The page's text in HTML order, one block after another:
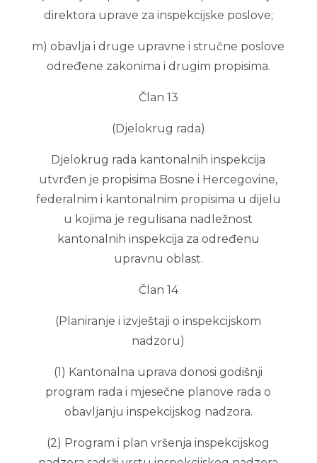
direktora uprave za inspekcijske poslove;
m) obavlja i druge upravne i stručne poslove
određene zakonima i drugim propisima.
Član 13
(Djelokrug rada)
Djelokrug rada kantonalnih inspekcija
utvrđen je propisima Bosne i Hercegovine,
federalnim i kantonalnim propisima u dijelu
u kojima je regulisana nadležnost
kantonalnih inspekcija za određenu
upravnu oblast.
Član 14
(Planiranje i izvještaji o inspekcijskom
nadzoru)
(1) Kantonalna uprava donosi godišnji
program rada i mjesečne planove rada o
obavljanju inspekcijskog nadzora.
(2) Program i plan vršenja inspekcijskog